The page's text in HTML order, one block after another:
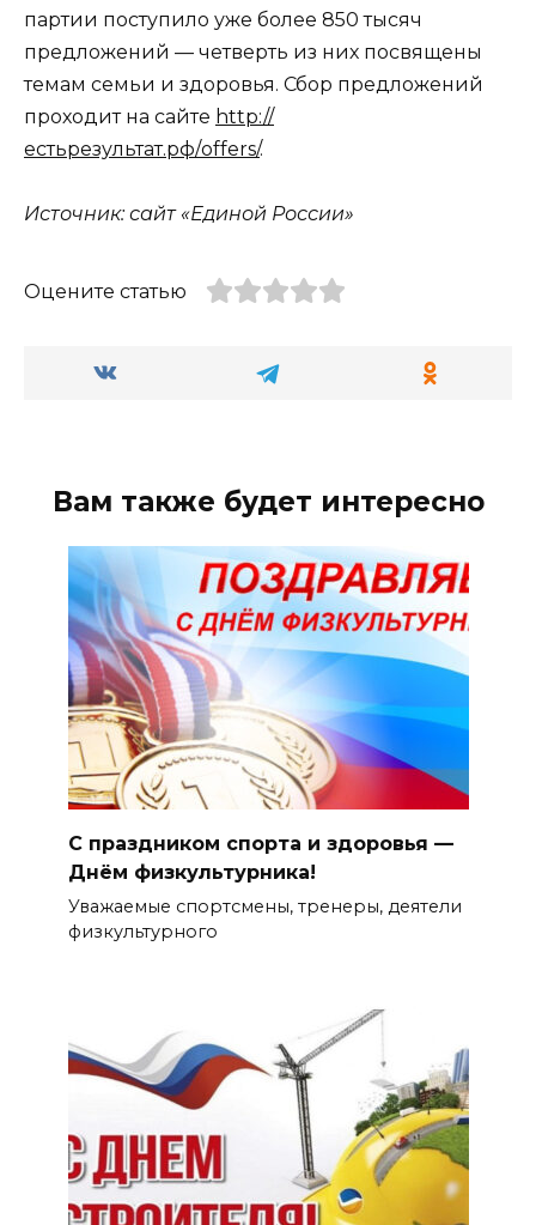
партии поступило уже более 850 тысяч
предложений — четверть из них посвящены
темам семьи и здоровья. Сбор предложений
проходит на сайте http://
естьрезультат.рф/offers/.
Источник: сайт «Единой России»
Оцените статью
Вам также будет интересно
С праздником спорта и здоровья —
Днём физкультурника!
Уважаемые спортсмены, тренеры, деятели
физкультурного